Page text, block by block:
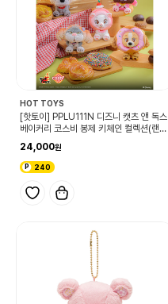
HOT TOYS
[핫토이] PPLU111N 디즈니 캣츠 앤 독스
베이커리 코스비 봉제 키체인 컬렉션(랜
24,000
240